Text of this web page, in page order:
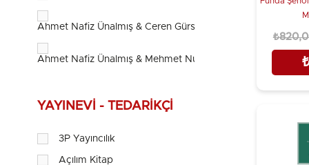
Ahmet Nafiz Ünalmış & Ceren Gürseler
Ahmet Nafiz Ünalmış & Mehmet Nuri Parmaksız
Ahmet Taner Kışlalı
Ahu Tunçel
YAYINEVI - TEDARIKÇI
3P Yayıncılık
Açılım Kitap